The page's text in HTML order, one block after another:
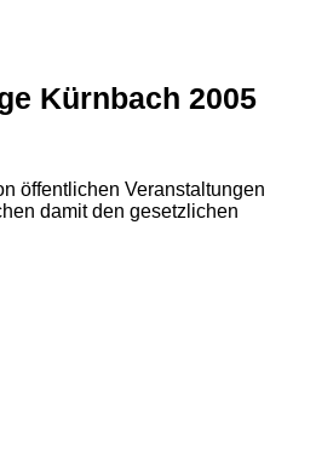
2
Kürnbach 2005
öffentlichen Veranstaltungen
damit den gesetzlichen